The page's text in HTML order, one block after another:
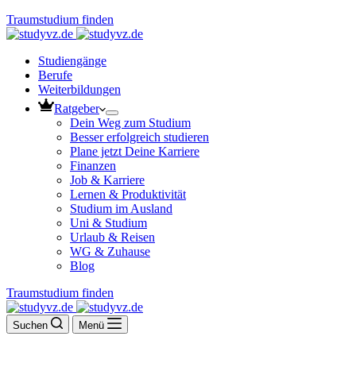
Traumstudium finden
Studiengänge
Berufe
Weiterbildungen
Ratgeber
Dein Weg zum Studium
Besser erfolgreich studieren
Plane jetzt Deine Karriere
Finanzen
Job & Karriere
Lernen & Produktivität
Studium im Ausland
Uni & Studium
Urlaub & Reisen
WG & Zuhause
Blog
Traumstudium finden
Suchen Menü